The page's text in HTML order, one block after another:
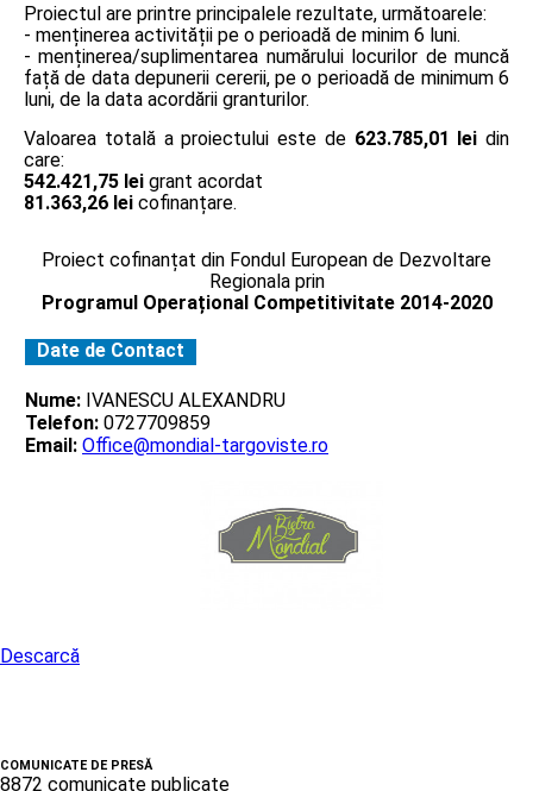
Proiectul are printre principalele rezultate, următoarele:
- menținerea activității pe o perioadă de minim 6 luni.
- menținerea/suplimentarea numărului locurilor de muncă
față de data depunerii cererii, pe o perioadă de minimum 6
luni, de la data acordării granturilor.
Valoarea totală a proiectului este de 623.785,01 lei din
care:
542.421,75 lei grant acordat
81.363,26 lei cofinanțare.
Proiect cofinanțat din Fondul European de Dezvoltare
Regionala prin
Programul Operațional Competitivitate 2014-2020
Date de Contact
Nume: IVANESCU ALEXANDRU
Telefon: 0727709859
Email: Office@mondial-targoviste.ro
Descarcă
COMUNICATE DE PRESĂ
8872 comunicate publicate